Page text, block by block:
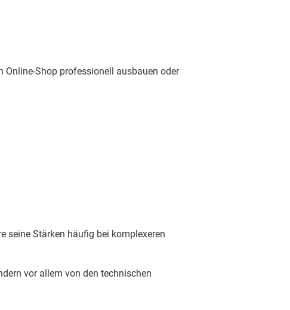
Online-Shop professionell ausbauen oder
seine Stärken häufig bei komplexeren
vor allem von den technischen